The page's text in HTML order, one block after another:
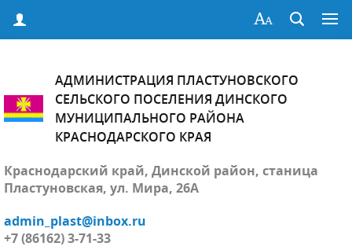
АДМИНИСТРАЦИЯ ПЛАСТУНОВСКОГО
СЕЛЬСКОГО ПОСЕЛЕНИЯ ДИНСКОГО
МУНИЦИПАЛЬНОГО РАЙОНА
КРАСНОДАРСКОГО КРАЯ
Краснодарский край, Динской район, станица
Пластуновская, ул. Мира, 26А
admin_plast@inbox.ru
+7 (86162) 3-71-33